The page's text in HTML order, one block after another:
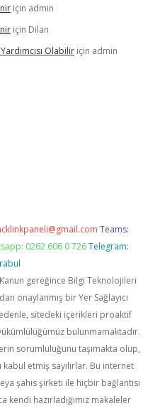
için admin
için Dilan
Olabilir için admin
Teams:
0262 606 0 726 Telegram:
Kanun gereğince Bilgi Teknolojileri
onaylanmış bir Yer Sağlayıcı
sitedeki içerikleri proaktif
bulunmamaktadır.
sorumluluğunu taşımakta olup,
etmiş sayılırlar. Bu internet
şahıs şirketi ile hiçbir bağlantısı
kendi hazırladığımız makaleler